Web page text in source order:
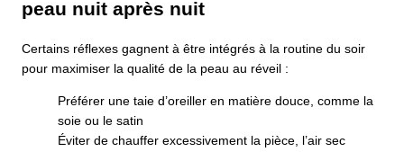
peau nuit après nuit
Certains réflexes gagnent à être intégrés à la routine du soir
pour maximiser la qualité de la peau au réveil :
Préférer une taie d’oreiller en matière douce, comme la
soie ou le satin
Éviter de chauffer excessivement la pièce, l’air sec